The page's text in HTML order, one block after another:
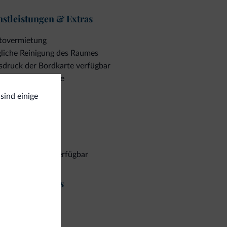
Motorräder, Wi-Fi (24 Stunden in der Lobby,
den Sie lieben, überraschen Sie Ihre/n
& Extras
Reinigung des Raumes
der Bordkarte verfügbar
Check-out verfügbar
einige